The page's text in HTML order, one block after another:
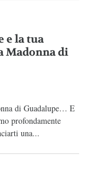
e la tua
Madonna di
di Guadalupe… E
profondamente
una...